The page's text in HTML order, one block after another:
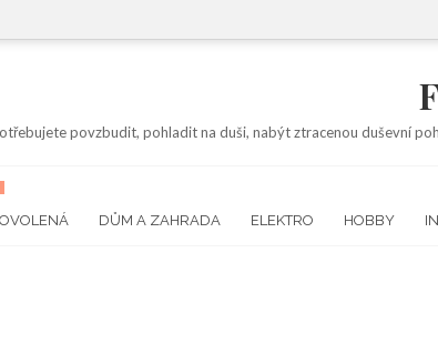
povzbudit, pohladit na duši, nabýt ztracenou duševní
DŮM A ZAHRADA ELEKTRO HOBBY